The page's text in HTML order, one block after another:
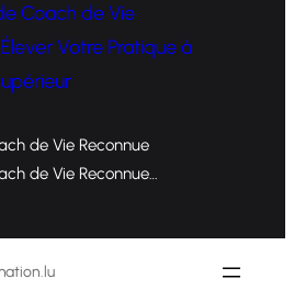
Coach de Vie
Votre Pratique à
de Vie Reconnue
de Vie Reconnue…